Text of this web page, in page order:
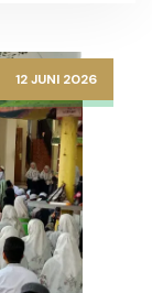
12 JUNI 2026